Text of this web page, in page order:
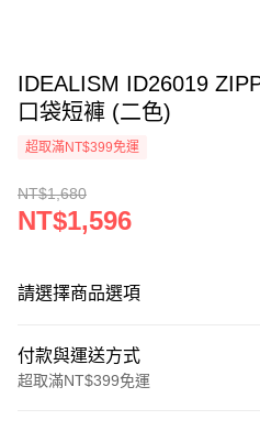
IDEALISM ID26019
口袋短褲 (二色)
超取滿NT$399免運
NT$1,680
NT$1,596
請選擇商品選項
付款與運送方式
超取滿NT$399免運